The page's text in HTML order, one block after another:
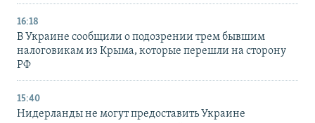
16:18
В Украине сообщили о подозрении трем бывшим
налоговикам из Крыма, которые перешли на сторону
РФ
15:40
Нидерланды не могут предоставить Украине